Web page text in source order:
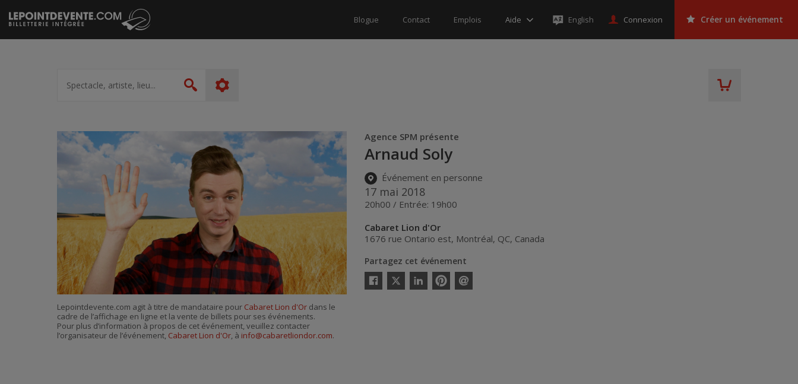
Passer
au
contenu
Blogue Contact Emplois Aide English Connexion Créer un événement
artiste,
lieu...
Rechercher
Agence SPM présente
Arnaud Soly
Événement en personne
17 mai 2018
20h00 / Entrée: 19h00
Cabaret Lion d'Or
1676 rue Ontario est, Montréal, QC, Canada
Partagez cet événement
Facebook
Twitter
LinkedinPinterestEnvoyer
Lepointdevente.com agit à titre de mandataire pour Cabaret Lion d'Or dans le
cadre de l’affichage en ligne et la vente de billets pour ses événements.
Pour plus d’information à propos de cet événement, veuillez contacter
l’organisateur de l’événement, Cabaret Lion d'Or, à info@cabaretliondor.com.